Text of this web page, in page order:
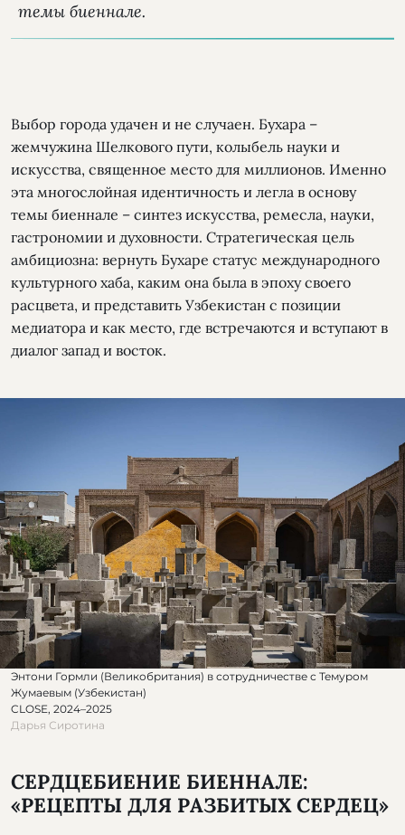
темы биеннале.
Выбор города удачен и не случаен. Бухара –
жемчужина Шелкового пути, колыбель науки и
искусства, священное место для миллионов. Именно
эта многослойная идентичность и легла в основу
темы биеннале – синтез искусства, ремесла, науки,
гастрономии и духовности. Стратегическая цель
амбициозна: вернуть Бухаре статус международного
культурного хаба, каким она была в эпоху своего
расцвета, и представить Узбекистан с позиции
медиатора и как место, где встречаются и вступают в
диалог запад и восток.
Энтони Гормли (Великобритания) в сотрудничестве с Темуром
Жумаевым (Узбекистан)
CLOSE, 2024–2025
Дарья Сиротина
СЕРДЦЕБИЕНИЕ БИЕННАЛЕ:
«РЕЦЕПТЫ ДЛЯ РАЗБИТЫХ СЕРДЕЦ»